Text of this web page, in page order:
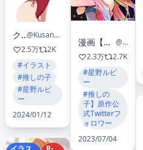
クサナ
@Kusana47454281
2.5万
2K
#イラスト
#推しの子
#星野ルビ
ー
2024/01/12
漫画【推しの子】赤坂アカ×横槍メンゴ★完結！★
@oshinoko_comic
2.3万
2.7K
#星野ルビ
ー
#推しの
子】原作公
式Twitterフ
ォロワー
2023/07/04